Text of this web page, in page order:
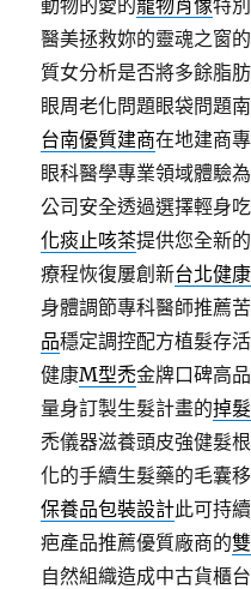
動物的愛的寵物肖像特
醫美拯救妳的靈魂之窗的
質女分析是否將多餘脂
眼周老化問題眼袋問題
台南優質建商在地建商
眼科醫學專業領域體驗為
公司安全透過選擇輕身
化痰止咳茶提供您全新
療程恢復屢創新台北健
身體調節專科醫師推薦
品穩定調控配方植髮存
健康M型禿金牌口碑高
量身訂製生髮計畫的掉髮
禿儀器滋養頭皮強健髮
化的手續生髮藥的毛囊
保養品包裝設計此可持
疤產品推薦優質廠商的
自然組織造成中古貨櫃